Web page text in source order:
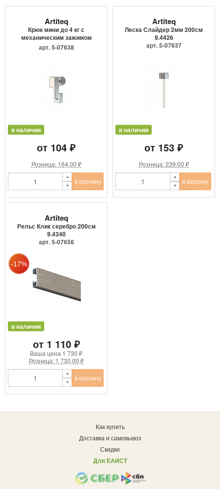
Artiteq
Крюк мини до 4 кг с
механическим зажимом
9.4205
арт. 5-07638
в наличии
от 104 ₽
Розница: 164.00 ₽
в корзину
Artiteq
Леска Слайдер 2мм 200см
9.4426
арт. 5-07637
в наличии
от 153 ₽
Розница: 239.00 ₽
в корзину
Artiteq
Рельс Клик серебро 200см
9.4340
арт. 5-07656
в наличии
от 1 110 ₽
Ваша цена 1 730 ₽
Розница: 1 730.00 ₽
в корзину
Как купить
Доставка и самовывоз
Скидки
Для ЕАИСТ